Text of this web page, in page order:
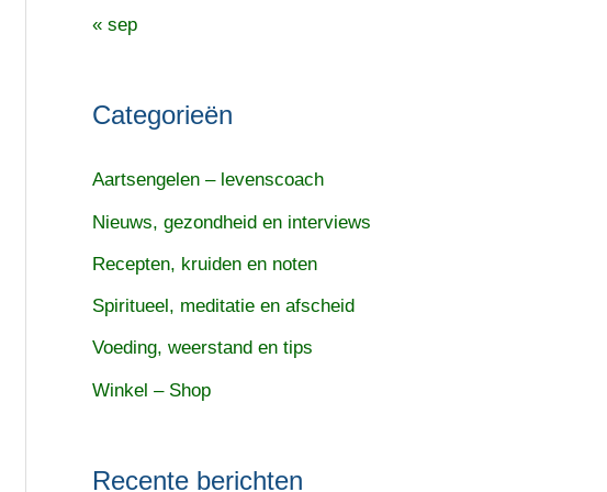
« sep
Categorieën
Aartsengelen – levenscoach
Nieuws, gezondheid en interviews
Recepten, kruiden en noten
Spiritueel, meditatie en afscheid
Voeding, weerstand en tips
Winkel – Shop
Recente berichten